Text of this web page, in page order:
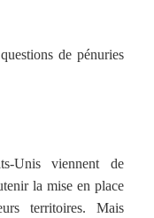
de pénuries
Unis viennent de
la mise en place
territoires. Mais